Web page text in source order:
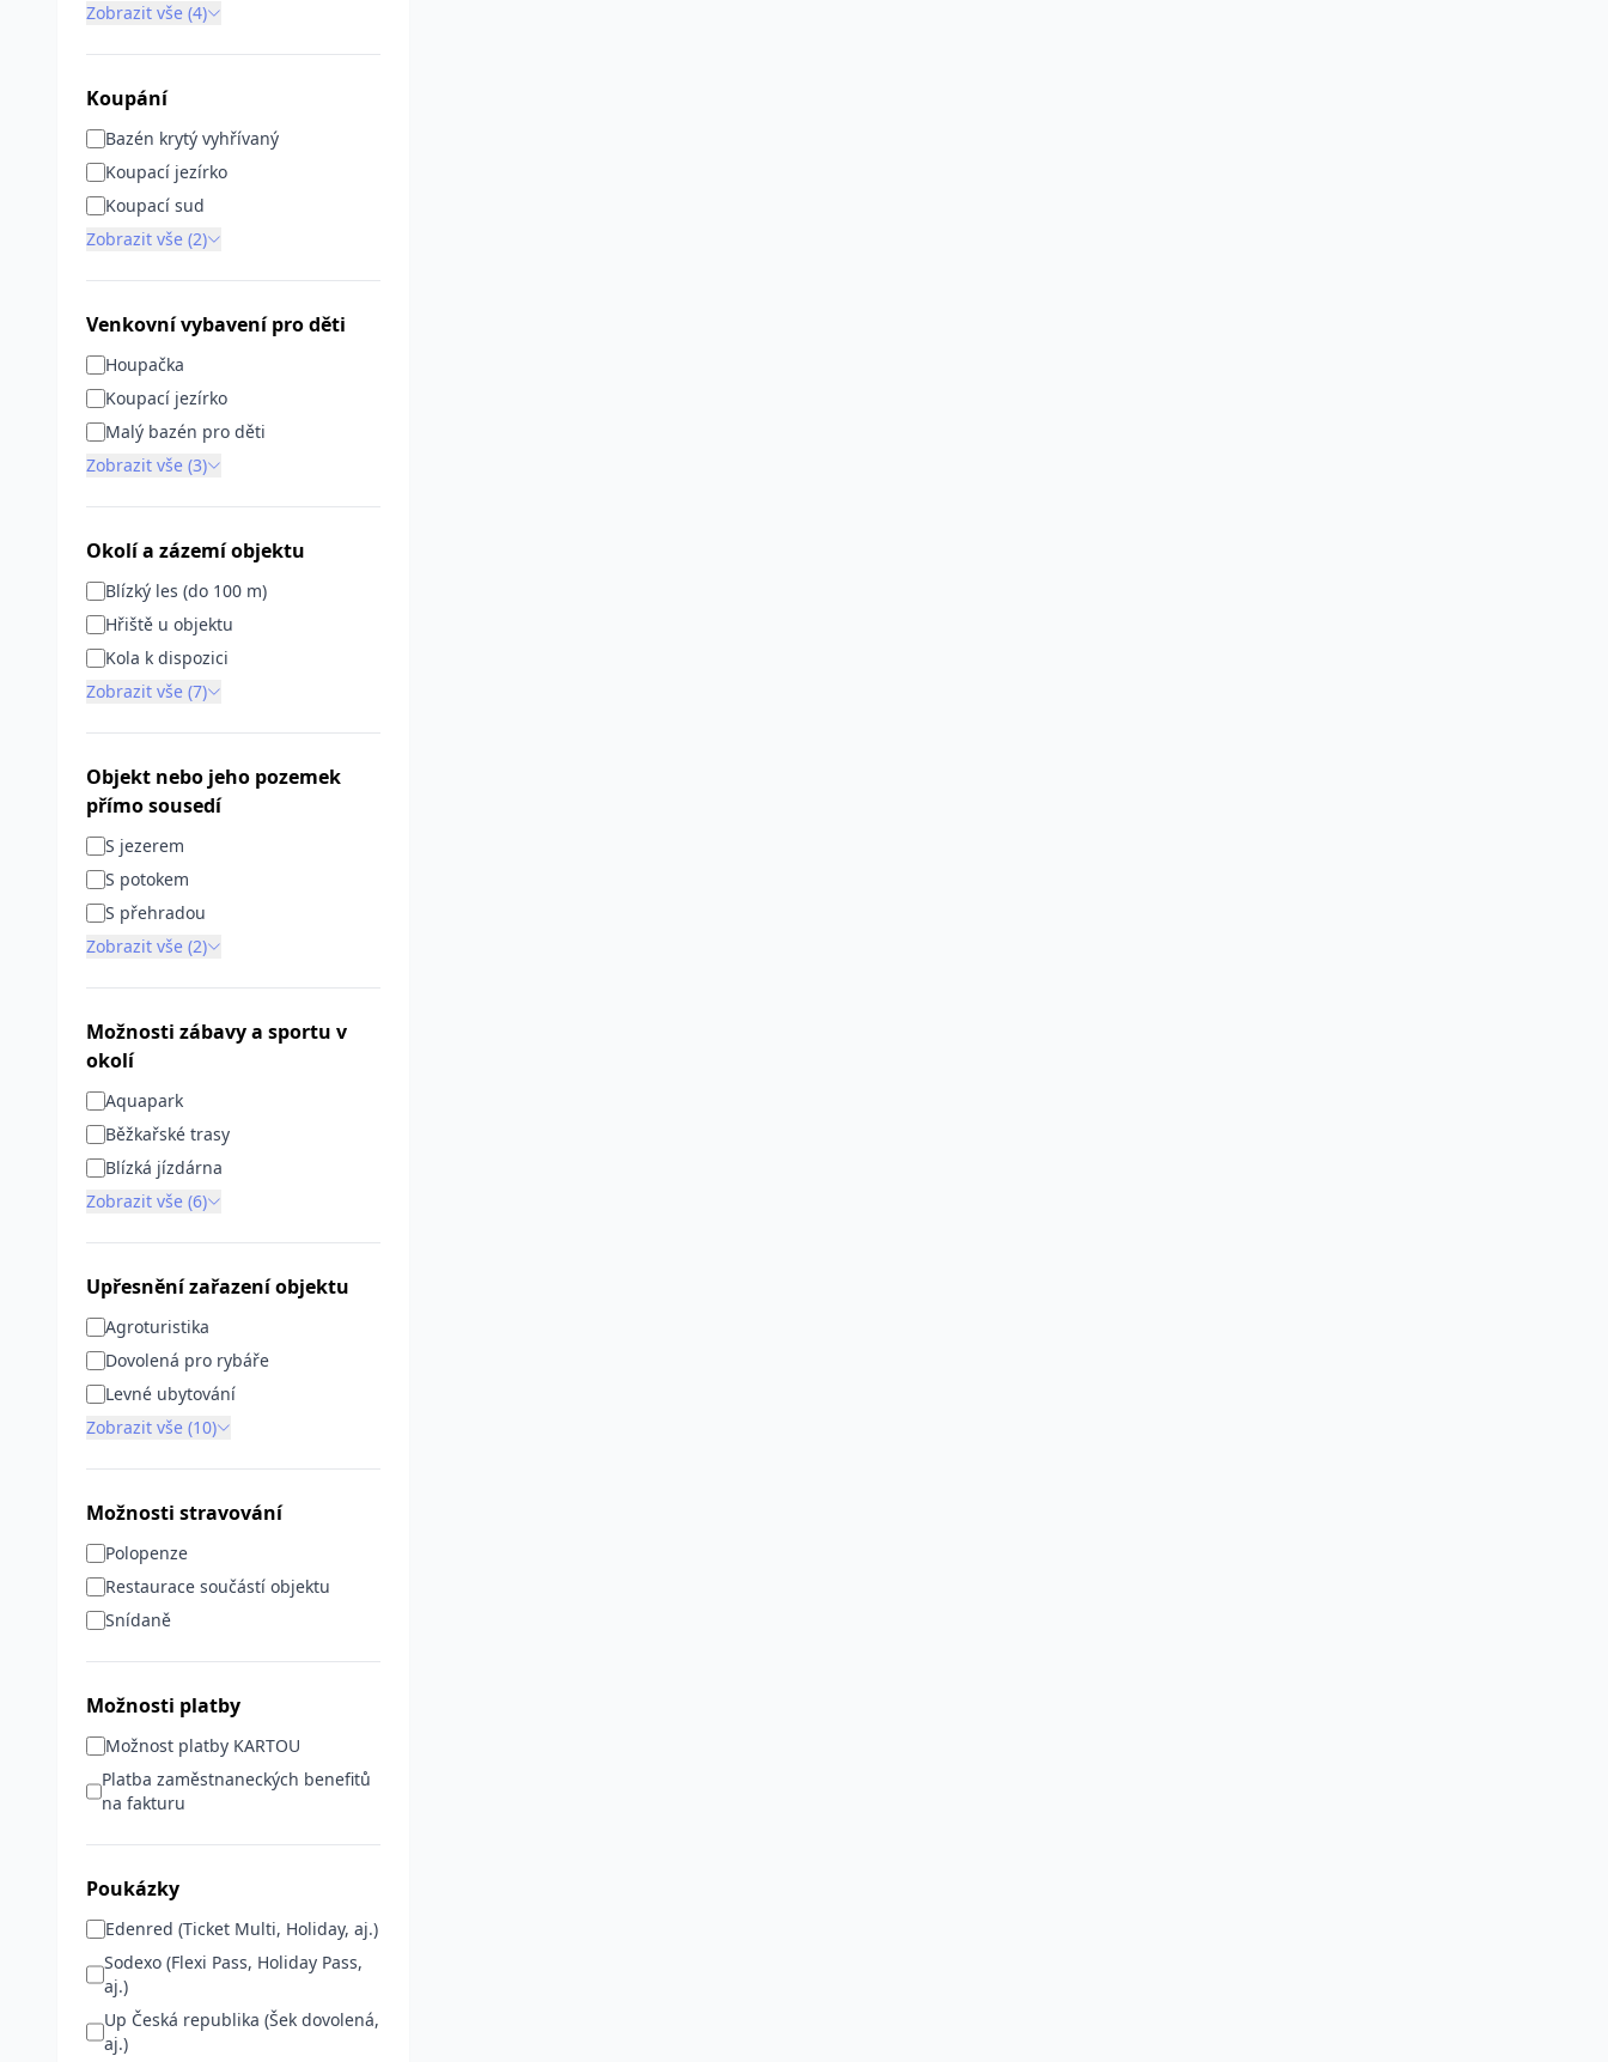
Zobrazit vše (4)
Koupání
Bazén krytý vyhřívaný
Koupací jezírko
Koupací sud
Zobrazit vše (2)
Venkovní vybavení pro děti
Houpačka
Koupací jezírko
Malý bazén pro děti
Zobrazit vše (3)
Okolí a zázemí objektu
Blízký les (do 100 m)
Hřiště u objektu
Kola k dispozici
Zobrazit vše (7)
Objekt nebo jeho pozemek
přímo sousedí
S jezerem
S potokem
S přehradou
Zobrazit vše (2)
Možnosti zábavy a sportu v
okolí
Aquapark
Běžkařské trasy
Blízká jízdárna
Zobrazit vše (6)
Upřesnění zařazení objektu
Agroturistika
Dovolená pro rybáře
Levné ubytování
Zobrazit vše (10)
Možnosti stravování
Polopenze
Restaurace součástí objektu
Snídaně
Možnosti platby
Možnost platby KARTOU
Platba zaměstnaneckých benefitů
na fakturu
Poukázky
Edenred (Ticket Multi, Holiday, aj.)
Sodexo (Flexi Pass, Holiday Pass,
aj.)
Up Česká republika (Šek dovolená,
aj.)